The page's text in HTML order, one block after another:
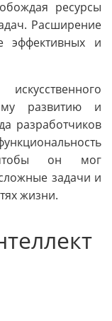
ресурсы
Расширение
эффективных и
развитию и
разработчиков
чтобы он мог
задачи и
жизни.